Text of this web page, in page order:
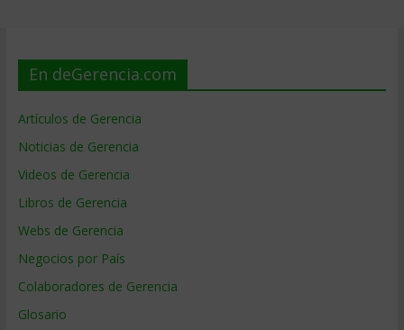
En deGerencia.com
Artículos de Gerencia
Noticias de Gerencia
Videos de Gerencia
Libros de Gerencia
Webs de Gerencia
Negocios por País
Colaboradores de Gerencia
Glosario